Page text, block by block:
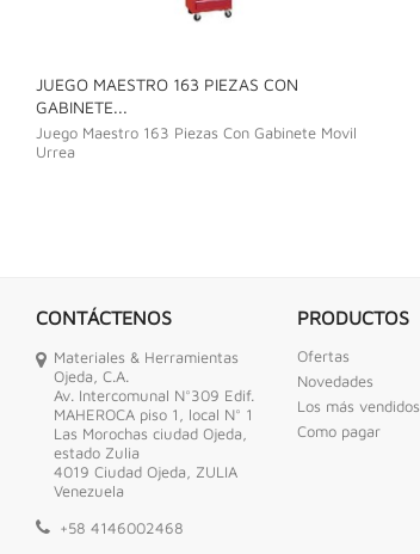
JUEGO MAESTRO 163 PIEZAS CON
GABINETE...
Juego Maestro 163 Piezas Con Gabinete Movil
Urrea
CONTÁCTENOS
Materiales & Herramientas
Ojeda, C.A.
Av. Intercomunal N°309 Edif.
MAHEROCA piso 1, local N° 1
Las Morochas ciudad Ojeda,
estado Zulia
4019 Ciudad Ojeda, ZULIA
Venezuela
+58 4146002468
PRODUCTOS
Ofertas
Novedades
Los más vendidos
Como pagar